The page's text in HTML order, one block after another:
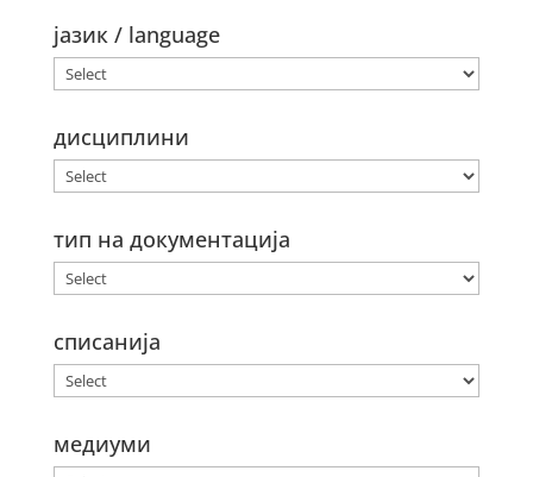
јазик / language
дисциплини
тип на документација
списанија
медиуми